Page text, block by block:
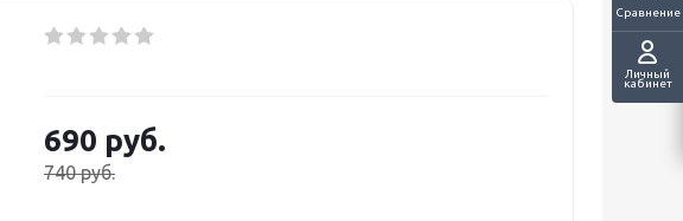
Сравнение
Личный
кабинет
690 руб.
740руб.